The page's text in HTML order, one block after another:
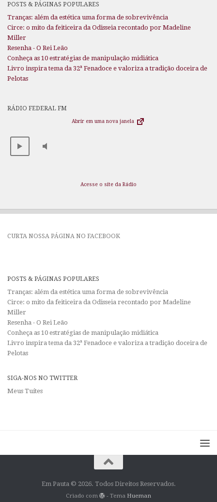
POSTS & PÁGINAS POPULARES
Tranças: além da estética uma forma de sobrevivência
Circe: o mito da feiticeira da Odisseia recontado por Madeline
Miller
Resenha - O Rei Leão
Conheça as 10 estratégias de manipulação midiática
Livro inspira tema da 32ª Fenadoce e valoriza a tradição doceira de
Pelotas
RÁDIO FEDERAL FM
Abrir em uma nova janela
Acesse o site da Rádio
CURTA NOSSA PÁGINA NO FACEBOOK
POSTS & PÁGINAS POPULARES
Tranças: além da estética uma forma de sobrevivência
Circe: o mito da feiticeira da Odisseia recontado por Madeline
Miller
Resenha - O Rei Leão
Conheça as 10 estratégias de manipulação midiática
Livro inspira tema da 32ª Fenadoce e valoriza a tradição doceira de
Pelotas
SIGA-NOS NO TWITTER
Meus Tuítes
Em Pauta © 2026. Todos Direitos Reservados.
Criado com - Tema Hueman